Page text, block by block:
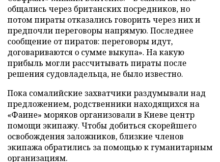
общались через британских посредников, но
потом пираты отказались говорить через них и
предпочли переговоры напрямую. Последнее
сообщение от пиратов: переговоры идут,
договариваются о сумме выкупа». На какую
прибыль могли рассчитывать пираты после
решения судовладельца, не было известно.
Пока сомалийские захватчики раздумывали над
предложением, родственники находящихся на
«Фаине» моряков организовали в Киеве центр
помощи экипажу. Чтобы добиться скорейшего
освобождения заложников, близкие членов
экипажа обратились за помощью к гуманитарным
организациям.